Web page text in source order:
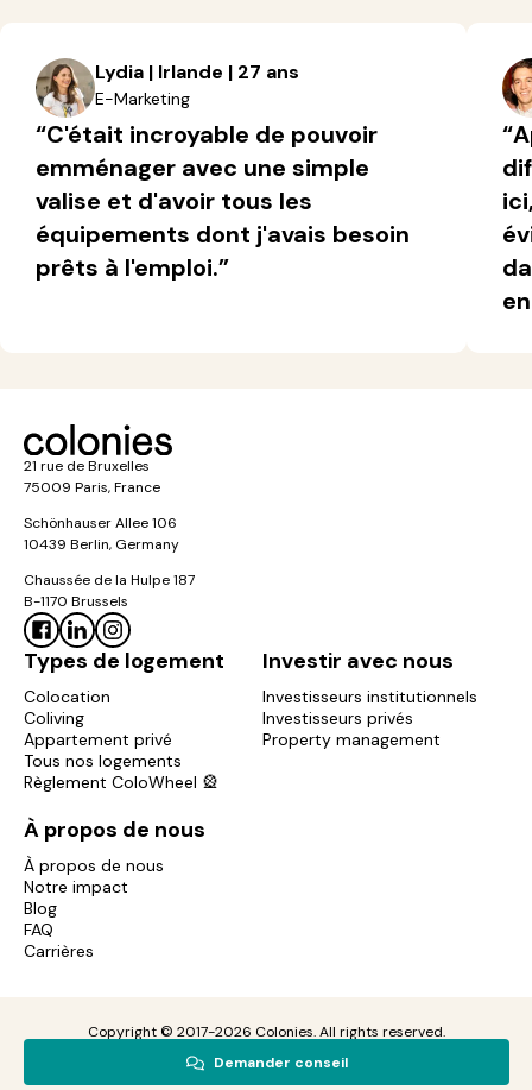
Demander conseil
Lydia | Irlande | 27 ans
E-Marketing
“C'était incroyable de pouvoir
emménager avec une simple
valise et d'avoir tous les
équipements dont j'avais besoin
prêts à l'emploi.”
21 rue de Bruxelles
75009 Paris, France
Schönhauser Allee 106
10439 Berlin, Germany
Chaussée de la Hulpe 187
B-1170 Brussels
Types de logement
Colocation
Coliving
Appartement privé
Tous nos logements
Règlement ColoWheel 🎡
Investir avec nous
Investisseurs institutionnels
Investisseurs privés
Property management
À propos de nous
À propos de nous
Notre impact
Blog
FAQ
Carrières
Copyright © 2017-2026 Colonies. All rights reserved.
Politique de
confidentialité